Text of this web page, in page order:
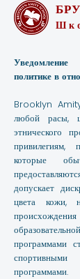
политике в
Brooklyn
любой расы,
этнического
привилегиям,
которые
допускает
цвета кожи,
программами
программами.